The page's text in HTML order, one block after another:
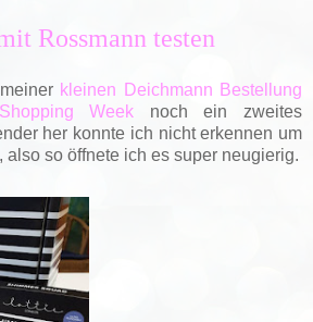
Rossmann testen
kleinen Deichmann Bestellung
Week noch ein zweites
her konnte ich nicht erkennen um
also so öffnete ich es super neugierig.